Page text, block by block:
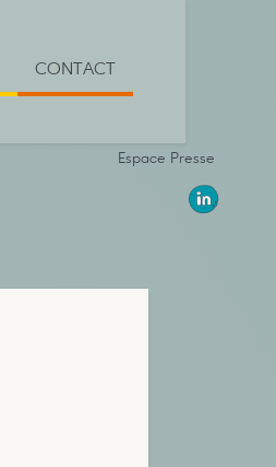
CONTACT
Espace Presse